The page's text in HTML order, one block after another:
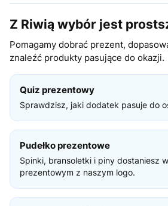
Z Riwią wybór jest
Pomagamy dobrać prezent,
znaleźć produkty pasujące do okazji.
Quiz prezentowy
Sprawdzisz, jaki dodatek pasuje do
Pudełko prezentowe
Spinki, bransoletki i piny dostaniesz
prezentowym z naszym logo.